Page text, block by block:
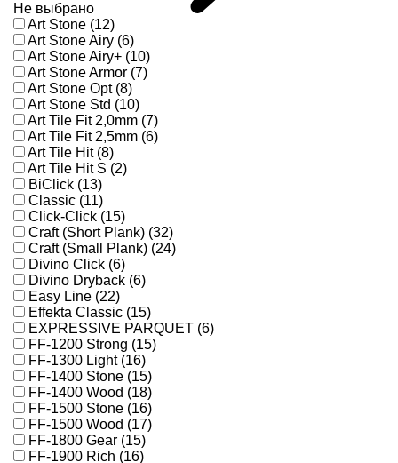
Не выбрано
Art Stone (12)
Art Stone Airy (6)
Art Stone Airy+ (10)
Art Stone Armor (7)
Art Stone Opt (8)
Art Stone Std (10)
Art Tile Fit 2,0mm (7)
Art Tile Fit 2,5mm (6)
Art Tile Hit (8)
Art Tile Hit S (2)
BiClick (13)
Classic (11)
Click-Click (15)
Craft (Short Plank) (32)
Craft (Small Plank) (24)
Divino Click (6)
Divino Dryback (6)
Easy Line (22)
Effekta Classic (15)
EXPRESSIVE PARQUET (6)
FF-1200 Strong (15)
FF-1300 Light (16)
FF-1400 Stone (15)
FF-1400 Wood (18)
FF-1500 Stone (16)
FF-1500 Wood (17)
FF-1800 Gear (15)
FF-1900 Rich (16)